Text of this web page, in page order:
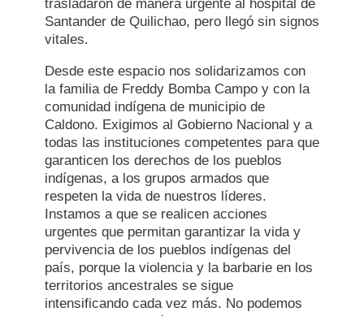
trasladaron de manera urgente al hospital de
Santander de Quilichao, pero llegó sin signos
vitales.
Desde este espacio nos solidarizamos con
la familia de Freddy Bomba Campo y con la
comunidad indígena de municipio de
Caldono. Exigimos al Gobierno Nacional y a
todas las instituciones competentes para que
garanticen los derechos de los pueblos
indígenas, a los grupos armados que
respeten la vida de nuestros líderes.
Instamos a que se realicen acciones
urgentes que permitan garantizar la vida y
pervivencia de los pueblos indígenas del
país, porque la violencia y la barbarie en los
territorios ancestrales se sigue
intensificando cada vez más. No podemos